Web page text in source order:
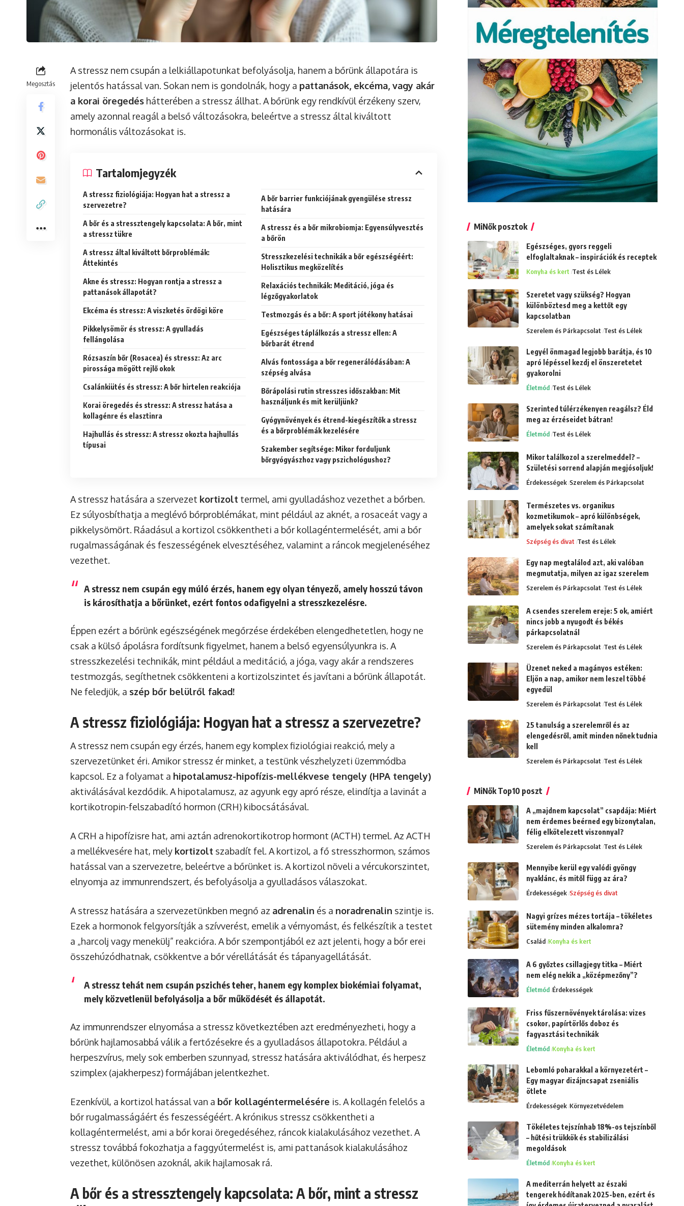
Megosztás
A stressz nem csupán a lelkiállapotunkat befolyásolja, hanem a bőrünk állapotára is
jelentős hatással van. Sokan nem is gondolnák, hogy a pattanások, ekcéma, vagy akár
a korai öregedés hátterében a stressz állhat. A bőrünk egy rendkívül érzékeny szerv,
amely azonnal reagál a belső változásokra, beleértve a stressz által kiváltott
hormonális változásokat is.
Tartalomjegyzék
A stressz fiziológiája: Hogyan hat a stressz a
szervezetre?
A bőr és a stressztengely kapcsolata: A bőr, mint
a stressz tükre
A stressz által kiváltott bőrproblémák:
Áttekintés
Akne és stressz: Hogyan rontja a stressz a
pattanások állapotát?
Ekcéma és stressz: A viszketés ördögi köre
Pikkelysömör és stressz: A gyulladás
fellángolása
Rózsaszín bőr (Rosacea) és stressz: Az arc
pirossága mögött rejlő okok
Csalánkiütés és stressz: A bőr hirtelen reakciója
Korai öregedés és stressz: A stressz hatása a
kollagénre és elasztinra
Hajhullás és stressz: A stressz okozta hajhullás
típusai
A bőr barrier funkciójának gyengülése stressz
hatására
A stressz és a bőr mikrobiomja: Egyensúlyvesztés
a bőrön
Stresszkezelési technikák a bőr egészségéért:
Holisztikus megközelítés
Relaxációs technikák: Meditáció, jóga és
légzőgyakorlatok
Testmozgás és a bőr: A sport jótékony hatásai
Egészséges táplálkozás a stressz ellen: A
bőrbarát étrend
Alvás fontossága a bőr regenerálódásában: A
szépség alvása
Bőrápolási rutin stresszes időszakban: Mit
használjunk és mit kerüljünk?
Gyógynövények és étrend-kiegészítők a stressz
és a bőrproblémák kezelésére
Szakember segítsége: Mikor forduljunk
bőrgyógyászhoz vagy pszichológushoz?
A stressz hatására a szervezet kortizolt termel, ami gyulladáshoz vezethet a bőrben.
Ez súlyosbíthatja a meglévő bőrproblémákat, mint például az aknét, a rosaceát vagy a
pikkelysömört. Ráadásul a kortizol csökkentheti a bőr kollagéntermelését, ami a bőr
rugalmasságának és feszességének elvesztéséhez, valamint a ráncok megjelenéséhez
vezethet.
A stressz nem csupán egy múló érzés, hanem egy olyan tényező, amely hosszú távon
is károsíthatja a bőrünket, ezért fontos odafigyelni a stresszkezelésre.
Éppen ezért a bőrünk egészségének megőrzése érdekében elengedhetetlen, hogy ne
csak a külső ápolásra fordítsunk figyelmet, hanem a belső egyensúlyunkra is. A
stresszkezelési technikák, mint például a meditáció, a jóga, vagy akár a rendszeres
testmozgás, segíthetnek csökkenteni a kortizolszintet és javítani a bőrünk állapotát.
Ne feledjük, a szép bőr belülről fakad!
A stressz fiziológiája: Hogyan hat a stressz a szervezetre?
A stressz nem csupán egy érzés, hanem egy komplex fiziológiai reakció, mely a
szervezetünket éri. Amikor stressz ér minket, a testünk vészhelyzeti üzemmódba
kapcsol. Ez a folyamat a hipotalamusz-hipofízis-mellékvese tengely (HPA tengely)
aktiválásával kezdődik. A hipotalamusz, az agyunk egy apró része, elindítja a lavinát a
kortikotropin-felszabadító hormon (CRH) kibocsátásával.
A CRH a hipofízisre hat, ami aztán adrenokortikotrop hormont (ACTH) termel. Az ACTH
a mellékvesére hat, mely kortizolt szabadít fel. A kortizol, a fő stresszhormon, számos
hatással van a szervezetre, beleértve a bőrünket is. A kortizol növeli a vércukorszintet,
elnyomja az immunrendszert, és befolyásolja a gyulladásos válaszokat.
A stressz hatására a szervezetünkben megnő az adrenalin és a noradrenalin szintje is.
Ezek a hormonok felgyorsítják a szívverést, emelik a vérnyomást, és felkészítik a testet
a „harcolj vagy menekülj” reakcióra. A bőr szempontjából ez azt jelenti, hogy a bőr erei
összehúzódhatnak, csökkentve a bőr vérellátását és tápanyagellátását.
A stressz tehát nem csupán pszichés teher, hanem egy komplex biokémiai folyamat,
mely közvetlenül befolyásolja a bőr működését és állapotát.
Az immunrendszer elnyomása a stressz következtében azt eredményezheti, hogy a
bőrünk hajlamosabbá válik a fertőzésekre és a gyulladásos állapotokra. Például a
herpeszvírus, mely sok emberben szunnyad, stressz hatására aktiválódhat, és herpesz
szimplex (ajakherpesz) formájában jelentkezhet.
Ezenkívül, a kortizol hatással van a bőr kollagéntermelésére is. A kollagén felelős a
bőr rugalmasságáért és feszességéért. A krónikus stressz csökkentheti a
kollagéntermelést, ami a bőr korai öregedéséhez, ráncok kialakulásához vezethet. A
stressz továbbá fokozhatja a faggyútermelést is, ami pattanások kialakulásához
vezethet, különösen azoknál, akik hajlamosak rá.
A bőr és a stressztengely kapcsolata: A bőr, mint a stressz
MiNők posztok
Egészséges, gyors reggeli
elfoglaltaknak – inspirációk és receptek
Konyha és kert Test és Lélek
Szeretet vagy szükség? Hogyan
különböztesd meg a kettőt egy
kapcsolatban
Szerelem és Párkapcsolat Test és Lélek
Legyél önmagad legjobb barátja, és 10
apró lépéssel kezdj el önszeretetet
gyakorolni
Életmód Test és Lélek
Szerinted túlérzékenyen reagálsz? Éld
meg az érzéseidet bátran!
Életmód Test és Lélek
Mikor találkozol a szerelmeddel? –
Születési sorrend alapján megjósoljuk!
Érdekességek Szerelem és Párkapcsolat
Természetes vs. organikus
kozmetikumok – apró különbségek,
amelyek sokat számítanak
Szépség és divat Test és Lélek
Egy nap megtalálod azt, aki valóban
megmutatja, milyen az igaz szerelem
Szerelem és Párkapcsolat Test és Lélek
A csendes szerelem ereje: 5 ok, amiért
nincs jobb a nyugodt és békés
párkapcsolatnál
Szerelem és Párkapcsolat Test és Lélek
Üzenet neked a magányos estéken:
Eljön a nap, amikor nem leszel többé
egyedül
Szerelem és Párkapcsolat Test és Lélek
25 tanulság a szerelemről és az
elengedésről, amit minden nőnek tudnia
kell
Szerelem és Párkapcsolat Test és Lélek
MiNők Top10 poszt
A „majdnem kapcsolat” csapdája: Miért
nem érdemes beérned egy bizonytalan,
félig elkötelezett viszonnyal?
Szerelem és Párkapcsolat Test és Lélek
Mennyibe kerül egy valódi gyöngy
nyaklánc, és mitől függ az ára?
Érdekességek Szépség és divat
Nagyi grízes mézes tortája – tökéletes
sütemény minden alkalomra?
Család Konyha és kert
A 6 győztes csillagjegy titka – Miért
nem elég nekik a „középmezőny”?
Életmód Érdekességek
Friss fűszernövények tárolása: vizes
csokor, papírtörlős doboz és
fagyasztási technikák
Életmód Konyha és kert
Lebomló poharakkal a környezetért –
Egy magyar dizájncsapat zseniális
ötlete
Érdekességek Környezetvédelem
Tökéletes tejszínhab 18%-os tejszínből
– hűtési trükkök és stabilizálási
megoldások
Életmód Konyha és kert
A mediterrán helyett az északi
tengerek hódítanak 2025-ben, ezért és